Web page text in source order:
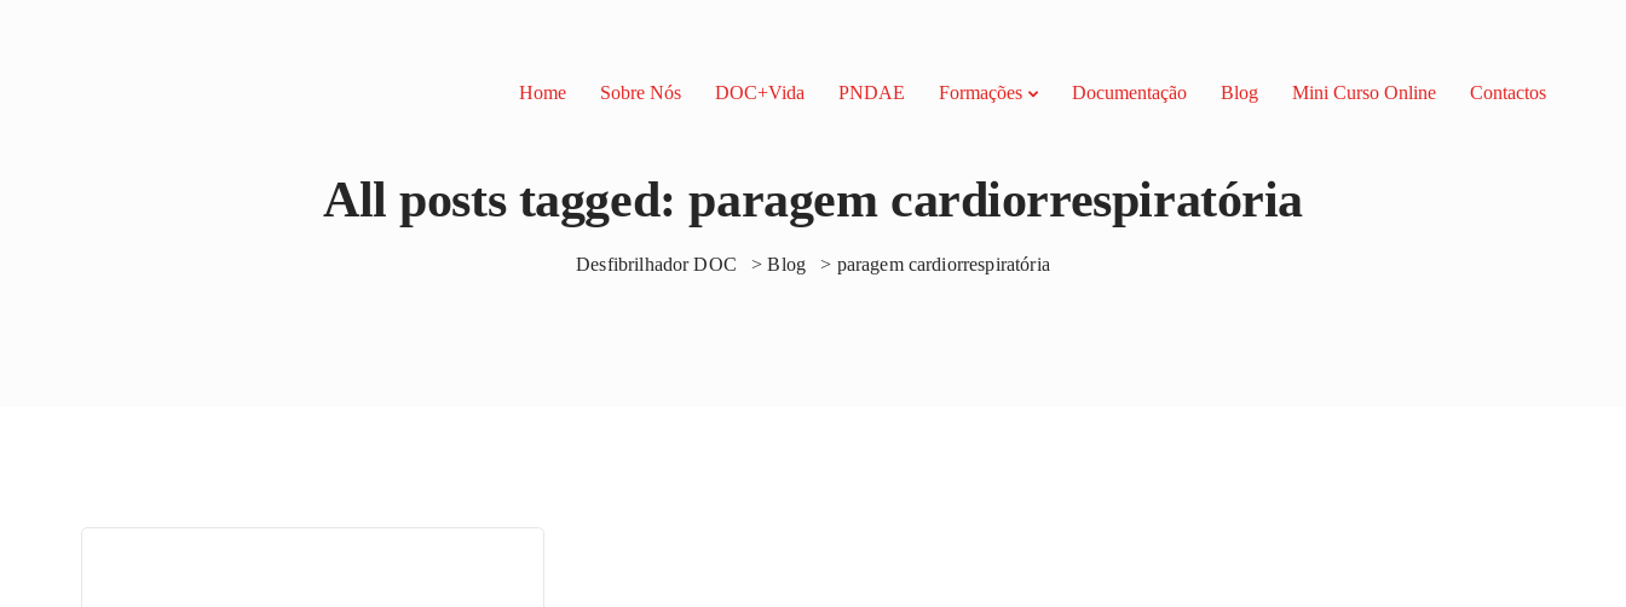
Home Sobre Nós DOC+Vida PNDAE Formações Documentação Blog Mini Curso Online Contactos
All posts tagged: paragem cardiorrespiratória
Desfibrilhador DOC >Blog > paragem cardiorrespiratória